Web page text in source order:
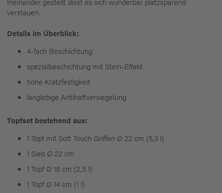
verstauen.
Details im Überblick:
4-fach Beschichtung
spezialbeschichtung mit Stein-Effekt
hohe Kratzfestigkeit
langlebige Antihaftversiegelung
Topfset bestehend aus:
1 Topf mit Soft Touch Griffen Ø 22 cm (5,3 l)
1 Sieb Ø 22 cm
1 Topf Ø 18 cm (2,5 l)
1 Topf Ø 14 cm (1 l)